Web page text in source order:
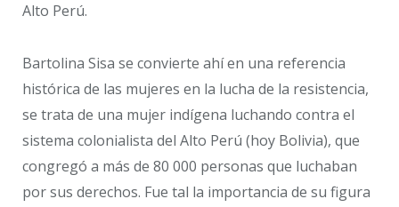
Alto Perú.
Bartolina Sisa se convierte ahí en una referencia
histórica de las mujeres en la lucha de la resistencia,
se trata de una mujer indígena luchando contra el
sistema colonialista del Alto Perú (hoy Bolivia), que
congregó a más de 80 000 personas que luchaban
por sus derechos. Fue tal la importancia de su figura